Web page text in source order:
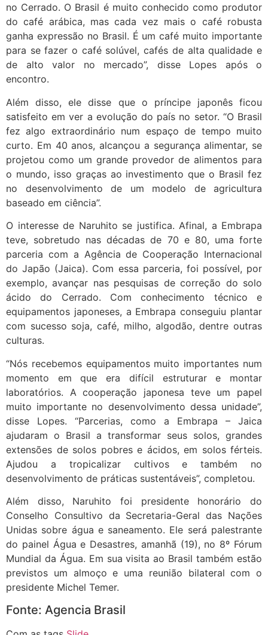
no Cerrado. O Brasil é muito conhecido como produtor
do café arábica, mas cada vez mais o café robusta
ganha expressão no Brasil. É um café muito importante
para se fazer o café solúvel, cafés de alta qualidade e
de alto valor no mercado”, disse Lopes após o
encontro.
Além disso, ele disse que o príncipe japonês ficou
satisfeito em ver a evolução do país no setor. “O Brasil
fez algo extraordinário num espaço de tempo muito
curto. Em 40 anos, alcançou a segurança alimentar, se
projetou como um grande provedor de alimentos para
o mundo, isso graças ao investimento que o Brasil fez
no desenvolvimento de um modelo de agricultura
baseado em ciência”.
O interesse de Naruhito se justifica. Afinal, a Embrapa
teve, sobretudo nas décadas de 70 e 80, uma forte
parceria com a Agência de Cooperação Internacional
do Japão (Jaica). Com essa parceria, foi possível, por
exemplo, avançar nas pesquisas de correção do solo
ácido do Cerrado. Com conhecimento técnico e
equipamentos japoneses, a Embrapa conseguiu plantar
com sucesso soja, café, milho, algodão, dentre outras
culturas.
“Nós recebemos equipamentos muito importantes num
momento em que era difícil estruturar e montar
laboratórios. A cooperação japonesa teve um papel
muito importante no desenvolvimento dessa unidade”,
disse Lopes. “Parcerias, como a Embrapa – Jaica
ajudaram o Brasil a transformar seus solos, grandes
extensões de solos pobres e ácidos, em solos férteis.
Ajudou a tropicalizar cultivos e também no
desenvolvimento de práticas sustentáveis”, completou.
Além disso, Naruhito foi presidente honorário do
Conselho Consultivo da Secretaria-Geral das Nações
Unidas sobre água e saneamento. Ele será palestrante
do painel Água e Desastres, amanhã (19), no 8º Fórum
Mundial da Água. Em sua visita ao Brasil também estão
previstos um almoço e uma reunião bilateral com o
presidente Michel Temer.
Fonte: Agencia Brasil